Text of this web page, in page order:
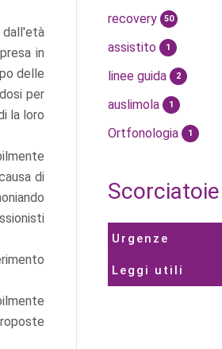
dall'età
in
delle
per
la loro
di
recovery 50
assistito 1
linee guida 2
auslimola 1
Ortfonologia 1
Scorciatoie
Urgenze
Leggi utili